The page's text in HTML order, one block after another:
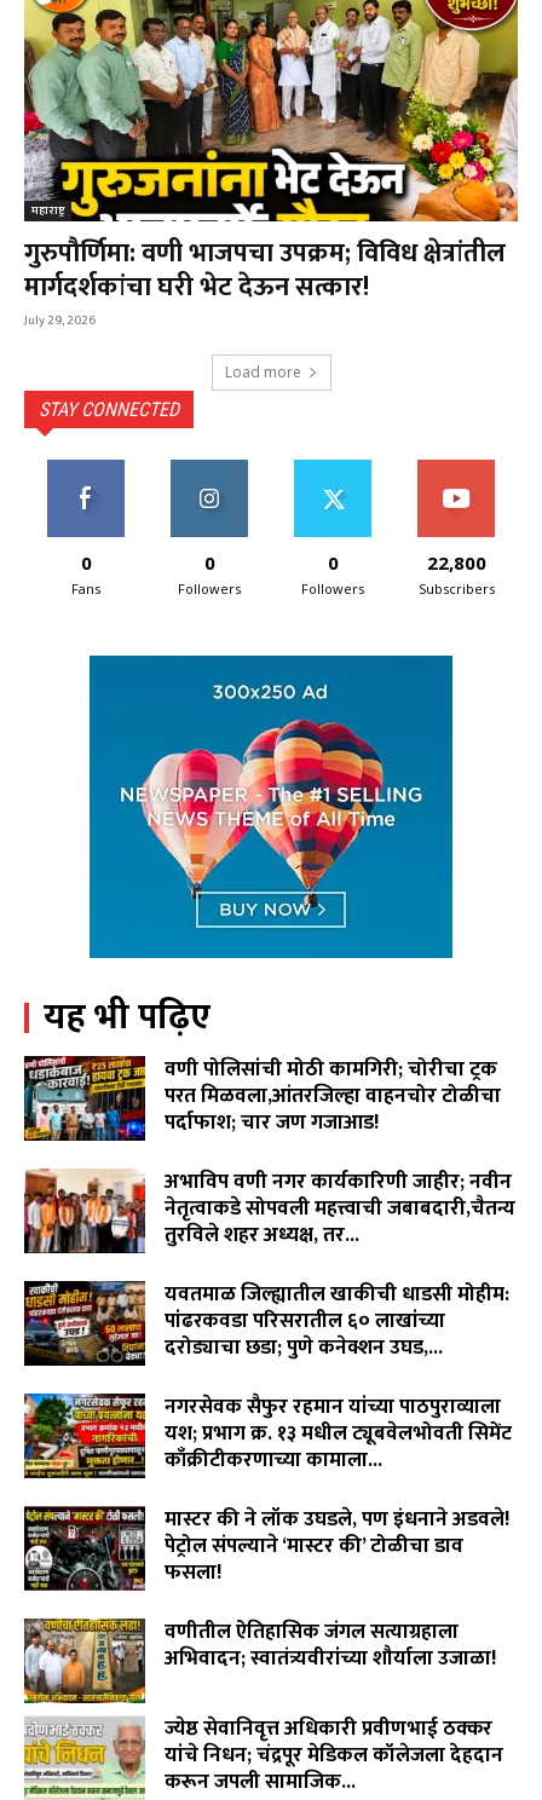
महाराष्ट्र
गुरुपौर्णिमा: वणी भाजपचा उपक्रम; विविध क्षेत्रांतील
मार्गदर्शकांचा घरी भेट देऊन सत्कार!
July 29, 2026
Load more
STAY CONNECTED
0
Fans
0
Followers
0
Followers
22,800
Subscribers
यह भी पढ़िए
वणी पोलिसांची मोठी कामगिरी; चोरीचा ट्रक
परत मिळवला,आंतरजिल्हा वाहनचोर टोळीचा
पर्दाफाश; चार जण गजाआड!
अभाविप वणी नगर कार्यकारिणी जाहीर; नवीन
नेतृत्वाकडे सोपवली महत्त्वाची जबाबदारी,चैतन्य
तुरविले शहर अध्यक्ष, तर...
यवतमाळ जिल्ह्यातील खाकीची धाडसी मोहीम:
पांढरकवडा परिसरातील ६० लाखांच्या
दरोड्याचा छडा; पुणे कनेक्शन उघड,...
नगरसेवक सैफुर रहमान यांच्या पाठपुराव्याला
यश; प्रभाग क्र. १३ मधील ट्यूबवेलभोवती सिमेंट
काँक्रीटीकरणाच्या कामाला...
मास्टर की ने लॉक उघडले, पण इंधनाने अडवले!
पेट्रोल संपल्याने ‘मास्टर की’ टोळीचा डाव
फसला!
वणीतील ऐतिहासिक जंगल सत्याग्रहाला
अभिवादन; स्वातंत्र्यवीरांच्या शौर्याला उजाळा!
ज्येष्ठ सेवानिवृत्त अधिकारी प्रवीणभाई ठक्कर
यांचे निधन; चंद्रपूर मेडिकल कॉलेजला देहदान
करून जपली सामाजिक...